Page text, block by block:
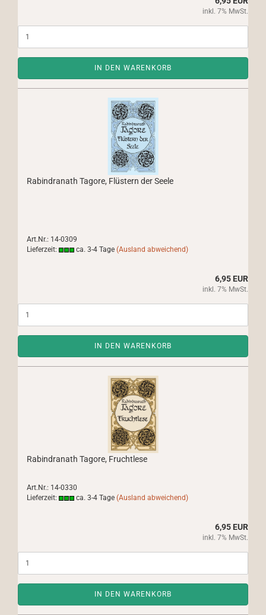
inkl. 7% MwSt.
IN DEN WARENKORB
Rabindranath Tagore, Flüstern der Seele
Art.Nr.: 14-0309
Lieferzeit:
ca. 3-4 Tage (Ausland abweichend)
6,95 EUR
inkl. 7% MwSt.
IN DEN WARENKORB
Rabindranath Tagore, Fruchtlese
Art.Nr.: 14-0330
Lieferzeit:
ca. 3-4 Tage (Ausland abweichend)
6,95 EUR
inkl. 7% MwSt.
IN DEN WARENKORB